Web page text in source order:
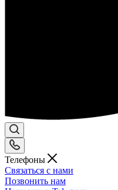
Телефоны
Связаться с нами
Позвонить нам